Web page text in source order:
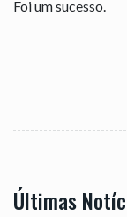
Foi um sucesso.
Últimas